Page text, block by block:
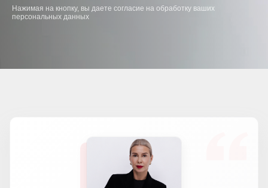
Нажимая на кнопку, вы даете согласие на обработку ваших
персональных данных